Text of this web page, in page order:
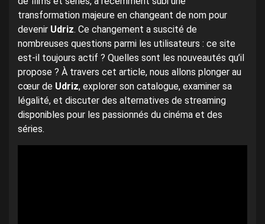
transformation majeure en changeant de nom pour
devenir Udriz. Ce changement a suscité de
nombreuses questions parmi les utilisateurs : ce site
est-il toujours actif ? Quelles sont les nouveautés qu’il
propose ? À travers cet article, nous allons plonger au
cœur de Udriz, explorer son catalogue, examiner sa
légalité, et discuter des alternatives de streaming
disponibles pour les passionnés du cinéma et des
séries.